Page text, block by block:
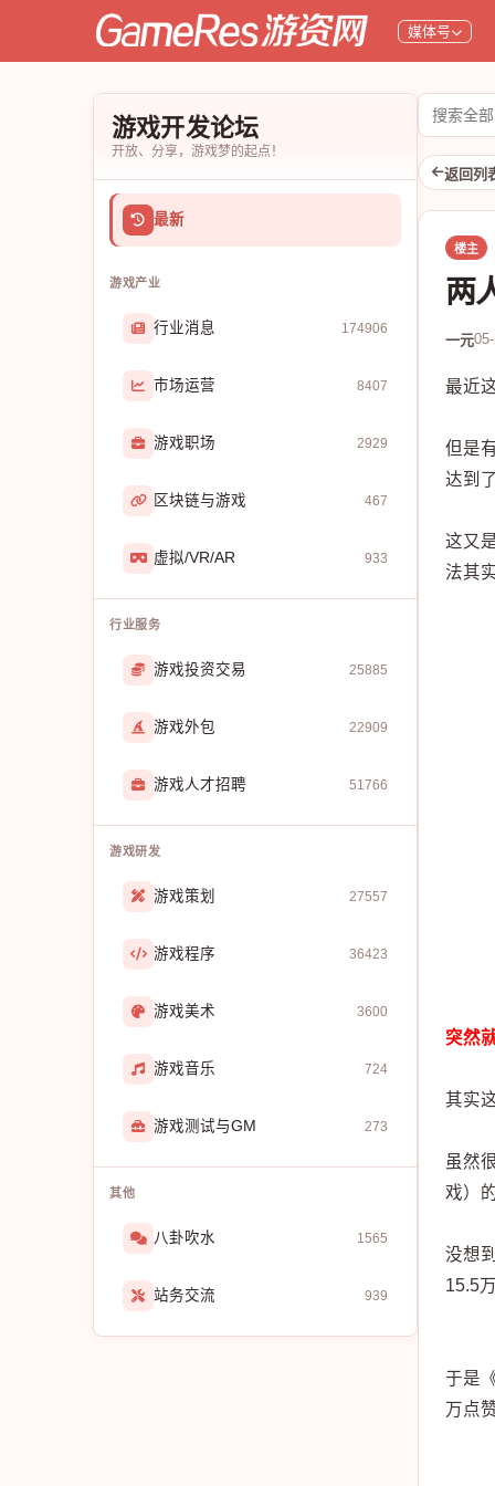
媒体号
游戏开发论坛
开放、分享，游戏梦的起点！
最新
游戏产业
行业消息 174906
市场运营 8407
游戏职场 2929
区块链与游戏 467
虚拟/VR/AR 933
行业服务
游戏投资交易 25885
游戏外包 22909
游戏人才招聘 51766
游戏研发
游戏策划 27557
游戏程序 36423
游戏美术 3600
游戏音乐 724
游戏测试与GM 273
其他
八卦吹水 1565
站务交流 939
搜
索
论
坛
返回列
楼主
两
一元
最近
但是
达到
这又
法其
突然
其实
虽然
戏）
没想
15.5
于是
万点